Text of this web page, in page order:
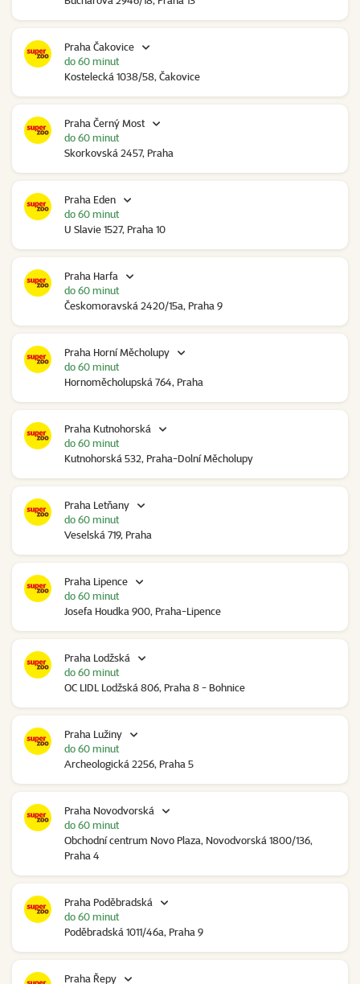
Praha Čakovice
Kostelecká 1038/58, Čakovice
do 60 minut
Praha Černý Most
Skorkovská 2457, Praha
do 60 minut
Praha Eden
U Slavie 1527, Praha 10
do 60 minut
Praha Harfa
Českomoravská 2420/15a, Praha 9
do 60 minut
Praha Horní Měcholupy
Hornoměcholupská 764, Praha
do 60 minut
Praha Kutnohorská
Kutnohorská 532, Praha-Dolní Měcholupy
do 60 minut
Praha Letňany
Veselská 719, Praha
do 60 minut
Praha Lipence
Josefa Houdka 900, Praha-Lipence
do 60 minut
Praha Lodžská
OC LIDL Lodžská 806, Praha 8 - Bohnice
do 60 minut
Praha Lužiny
Archeologická 2256, Praha 5
do 60 minut
Praha Novodvorská
Obchodní centrum Novo Plaza, Novodvorská 1800/136,
Praha 4
do 60 minut
Praha Poděbradská
Poděbradská 1011/46a, Praha 9
do 60 minut
Praha Řepy